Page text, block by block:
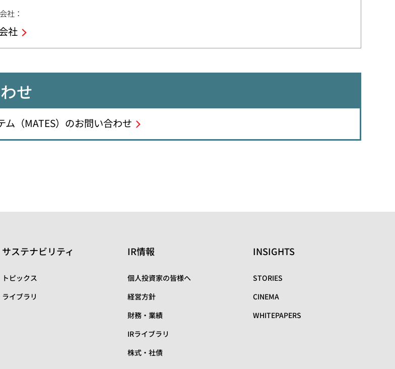
社：
社
せ
ム（MATES）のお問い合わせ
サステナビリティ
トピックス
ライブラリ
IR情報
個人投資家の皆様へ
経営方針
財務・業績
IRライブラリ
株式・社債
INSIGHTS
STORIES
CINEMA
WHITEPAPERS